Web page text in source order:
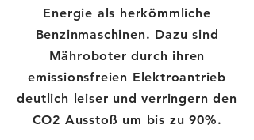
Energie als herkömmliche
Benzinmaschinen. Dazu sind
Mähroboter durch ihren
emissionsfreien Elektroantrieb
deutlich leiser und verringern den
CO2 Ausstoß um bis zu 90%.